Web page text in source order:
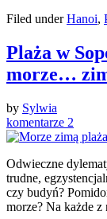
Filed underHanoi,
Plaża w
morze…
by Sylwia
komentarze 2
Odwieczne
trudne,
czy budyń?
morze? Na każde